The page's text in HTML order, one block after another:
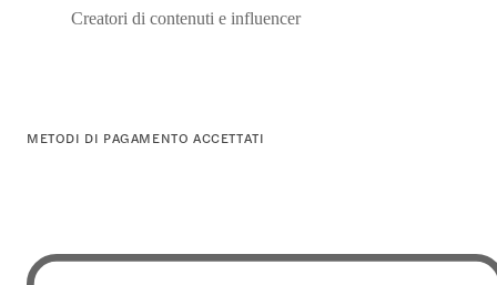
Creatori di contenuti e influencer
METODI DI PAGAMENTO ACCETTATI